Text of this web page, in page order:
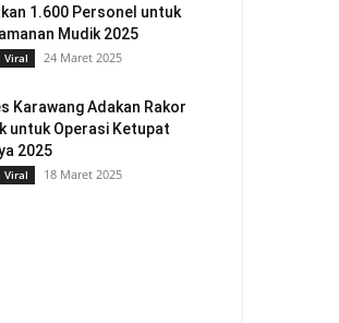
1.600 Personel untuk
Mudik 2025
Viral 24 Maret 2025
Karawang Adakan Rakor
untuk Operasi Ketupat
2025
Viral 18 Maret 2025